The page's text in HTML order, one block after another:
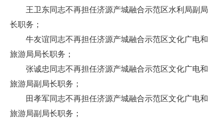
王卫东同志不再担任济源产城融合示范区水利局副局
长职务；
牛友谊同志不再担任济源产城融合示范区文化广电和
旅游局局长职务；
张诚忠同志不再担任济源产城融合示范区文化广电和
旅游局副局长职务；
田孝军同志不再担任济源产城融合示范区文化广电和
旅游局副局长职务；